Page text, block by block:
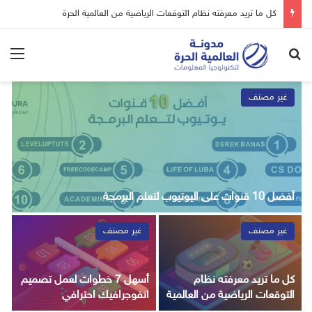
أسهل 7 خطوات لعمل تصميم انفوجرافيك احترافي
بحث عن
غير مصنف
أفضل 10 قنوات على اليوتيوب لتعلم البرمجة
غير مصنف
كل ما تريد معرفته نظام
التوقعات الرياضية من العالمية
غير مصنف
أسهل 7 خطوات لعمل تصميم
انفوجرافيك احترافي